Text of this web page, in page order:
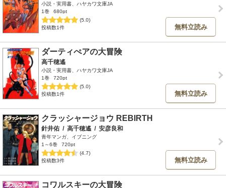
小説・実用書、ハヤカワ文庫JA
1巻
680pt
(5.0)
投稿数1件
無料立読み
ダーティぺアの大冒険
高千穂遙
小説・実用書、ハヤカワ文庫JA
1巻
720pt
(5.0)
投稿数1件
無料立読み
クラッシャージョウ REBIRTH
針井佑 / 高千穂遙 / 安彦良和
青年マンガ、イブニング
1～6巻
720pt
(4.7)
投稿数3件
無料立読み
コワルスキーの大冒険